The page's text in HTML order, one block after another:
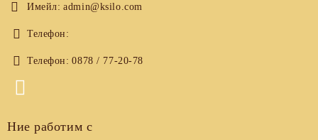
Имейл: admin@ksilo.com
Телефон:
Телефон: 0878 / 77-20-78
Ние работим с